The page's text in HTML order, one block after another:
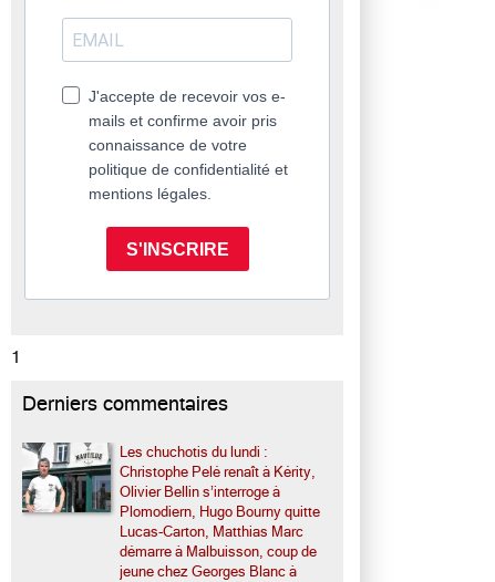
J'accepte de recevoir vos e-
mails et confirme avoir pris
connaissance de votre
politique de confidentialité et
mentions légales.
S'INSCRIRE
1
Derniers commentaires
Les chuchotis du lundi :
Christophe Pelé renaît à Kérity,
Olivier Bellin s’interroge à
Plomodiern, Hugo Bourny quitte
Lucas-Carton, Matthias Marc
démarre à Malbuisson, coup de
jeune chez Georges Blanc à